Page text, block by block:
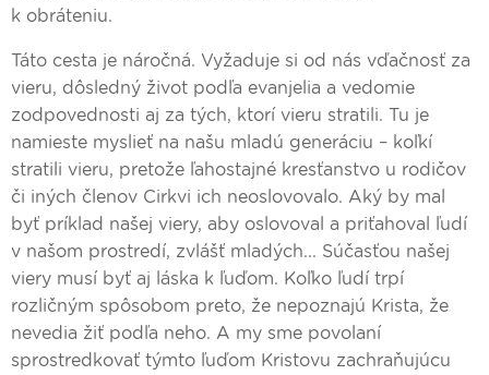
k obráteniu.
Táto cesta je náročná. Vyžaduje si od nás vďačnosť za
vieru, dôsledný život podľa evanjelia a vedomie
zodpovednosti aj za tých, ktorí vieru stratili. Tu je
namieste myslieť na našu mladú generáciu – koľkí
stratili vieru, pretože ľahostajné kresťanstvo u rodičov
či iných členov Cirkvi ich neoslovovalo. Aký by mal
byť príklad našej viery, aby oslovoval a priťahoval ľudí
v našom prostredí, zvlášť mladých... Súčasťou našej
viery musí byť aj láska k ľuďom. Koľko ľudí trpí
rozličným spôsobom preto, že nepoznajú Krista, že
nevedia žiť podľa neho. A my sme povolaní
sprostredkovať týmto ľuďom Kristovu zachraňujúcu